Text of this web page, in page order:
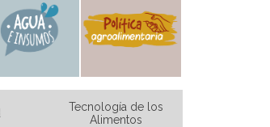
Tecnología de los
Alimentos